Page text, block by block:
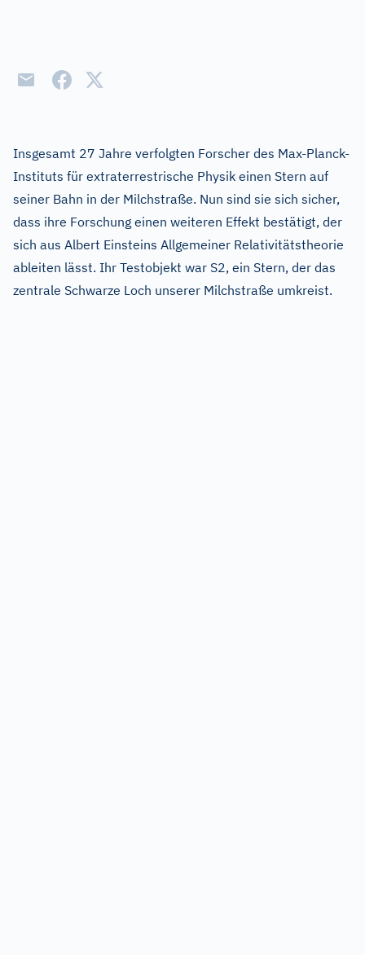
Insgesamt 27 Jahre verfolgten Forscher des Max-Planck-
Instituts für extraterrestrische Physik einen Stern auf
seiner Bahn in der Milchstraße. Nun sind sie sich sicher,
dass ihre Forschung einen weiteren Effekt bestätigt, der
sich aus Albert Einsteins Allgemeiner Relativitätstheorie
ableiten lässt. Ihr Testobjekt war S2, ein Stern, der das
zentrale Schwarze Loch unserer Milchstraße umkreist.